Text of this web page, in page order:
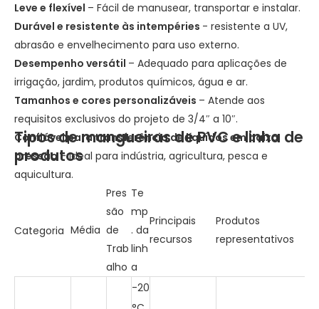
Leve e flexível – Fácil de manusear, transportar e instalar.
Durável e resistente às intempéries - resistente a UV,
abrasão e envelhecimento para uso externo.
Desempenho versátil – Adequado para aplicações de
irrigação, jardim, produtos químicos, água e ar.
Tamanhos e cores personalizáveis ​​– Atende aos
requisitos exclusivos do projeto de 3/4″ a 10″.
Confiável para transferência de líquidos em baixa
pressão– Ideal para indústria, agricultura, pesca e
aquicultura.
Tipos de mangueiras de PVC e linha de
produtos
Categoria Média
Pres
são
de
Trab
alho
Te
mp
. da
linh
a
Principais
recursos
Produtos
representativos
-20